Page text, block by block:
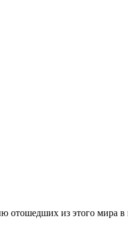
из этого мира в